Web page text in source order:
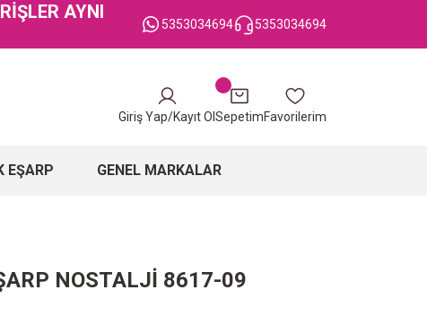
AYNI
5353034694 5353034694
Giriş Yap/Kayıt Ol SepetimFavorilerim
EŞARP GENEL MARKALAR
NOSTALJİ 8617-09